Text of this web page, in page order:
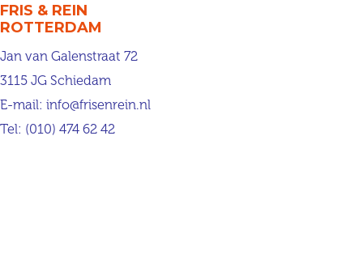
FRIS & REIN
ROTTERDAM
Jan van Galenstraat 72
3115 JG Schiedam
E-mail: info@frisenrein.nl
Tel: (010) 474 62 42